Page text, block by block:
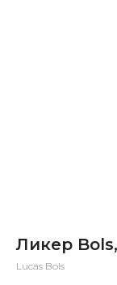
Ликер
Lucas Bols